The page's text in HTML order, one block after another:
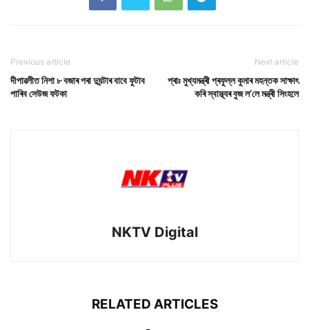
Previous article
দীপাৱলীত নিশা ৮ বজাৰ পৰা দুঘন্টাৰ বাবে ফুটাব
পাৰিব সেউজ ফটকা
Next article
প্ৰাঃ মুখ্যমন্ত্ৰী প্ৰফুল্ল কুমাৰ মহন্তক সাক্ষাৎ
কৰি স্বাস্থ্যৰ বুজ ল’লে মন্ত্ৰী সিংহলে
NKTV Digital
RELATED ARTICLES